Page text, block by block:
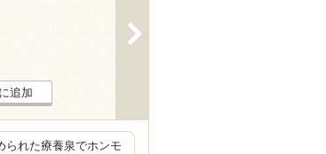
追加
られた療養泉でホンモ